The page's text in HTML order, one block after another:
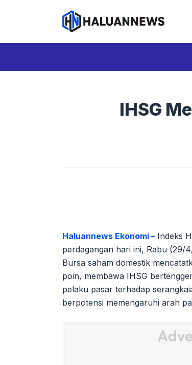
IHSG
Haluannews Ekonomi – Indeks
perdagangan hari ini, Rabu (29/
Bursa saham domestik
poin, membawa IHSG
pelaku pasar terhadap
berpotensi memengaruhi arah